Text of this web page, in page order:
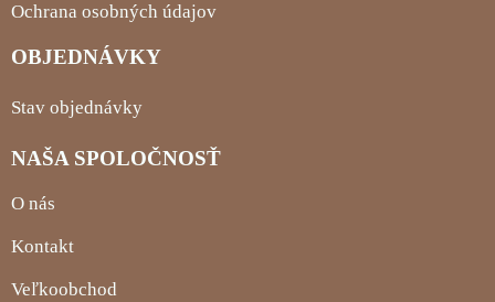
Ochrana osobných údajov
OBJEDNÁVKY
Stav objednávky
NAŠA SPOLOČNOSŤ
O nás
Kontakt
Veľkoobchod